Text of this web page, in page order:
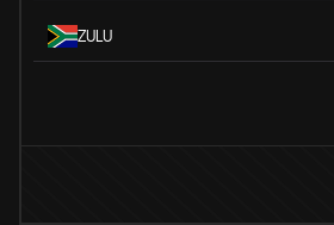
ZULU